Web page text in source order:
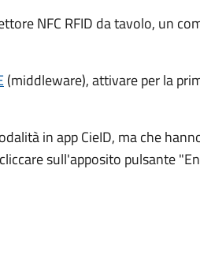
NFC RFID da tavolo, un
(middleware), attivare per la
in app CieID, ma che
sull'apposito pulsante